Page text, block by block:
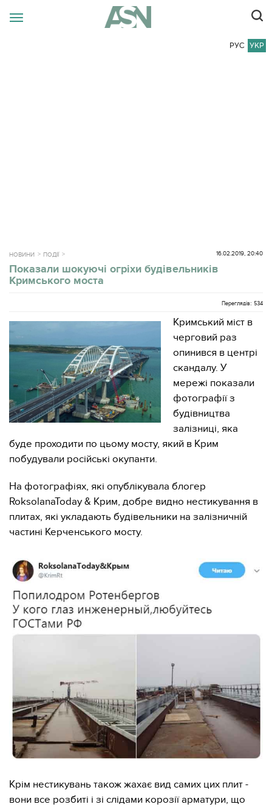
РУС УКР
НОВИНИ ПОДІЇ 16.02.2019, 20:40
Показали шокуючі огріхи будівельників
Кримського моста
Переглядів: 534
Кримський міст в
черговий раз
опинився в центрі
скандалу. У
мережі показали
фотографії з
будівництва
залізниці, яка
буде проходити по цьому мосту, який в Крим
побудували російські окупанти.
На фотографіях, які опублікувала блогер
RoksolanaToday & Крим, добре видно нестикування в
плитах, які укладають будівельники на залізничній
частині Керченського мосту.
Крім нестикувань також жахає вид самих цих плит -
вони все розбиті і зі слідами корозії арматури, що